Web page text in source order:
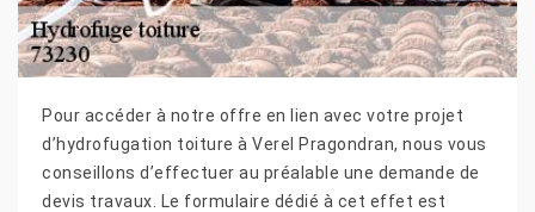
Pour accéder à notre offre en lien avec votre projet
d’hydrofugation toiture à Verel Pragondran, nous vous
conseillons d’effectuer au préalable une demande de
devis travaux. Le formulaire dédié à cet effet est